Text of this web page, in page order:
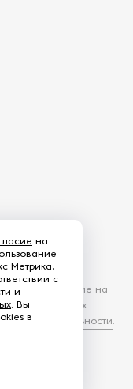
даете согласие на
конфиденциальности.
на
Метрика,
с
и
. Вы
в